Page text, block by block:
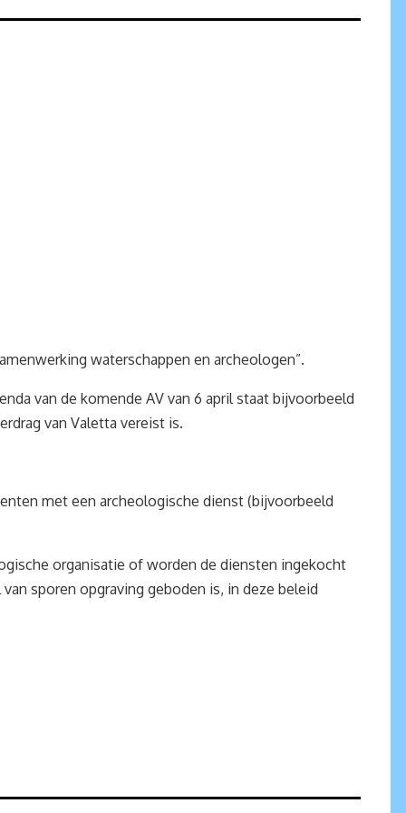
waterschappen en archeologen”.
van de komende AV van 6 april staat bijvoorbeeld
van Valetta vereist is.
met een archeologische dienst (bijvoorbeeld
organisatie of worden de diensten ingekocht
sporen opgraving geboden is, in deze beleid